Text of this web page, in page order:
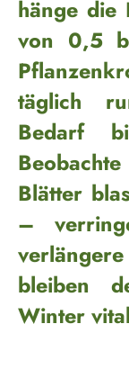
hänge die
von 0,5
täglich
Bedarf
Blätter
–
bleiben
Winter